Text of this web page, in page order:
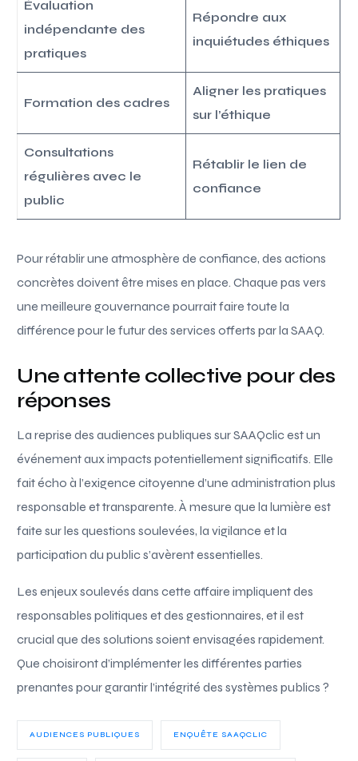
Évaluation
indépendante des
pratiques
Répondre aux
inquiétudes éthiques
Formation des cadres
Aligner les pratiques
sur l’éthique
Consultations
régulières avec le
public
Rétablir le lien de
confiance
Pour rétablir une atmosphère de confiance, des actions
concrètes doivent être mises en place. Chaque pas vers
une meilleure gouvernance pourrait faire toute la
différence pour le futur des services offerts par la SAAQ.
Une attente collective pour des
réponses
La reprise des audiences publiques sur SAAQclic est un
événement aux impacts potentiellement significatifs. Elle
fait écho à l’exigence citoyenne d’une administration plus
responsable et transparente. À mesure que la lumière est
faite sur les questions soulevées, la vigilance et la
participation du public s’avèrent essentielles.
Les enjeux soulevés dans cette affaire impliquent des
responsables politiques et des gestionnaires, et il est
crucial que des solutions soient envisagées rapidement.
Que choisiront d’implémenter les différentes parties
prenantes pour garantir l’intégrité des systèmes publics ?
AUDIENCES PUBLIQUES ENQUÊTE SAAQCLIC